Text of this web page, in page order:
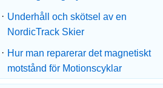
· Underhåll och skötsel av en
NordicTrack Skier
· Hur man reparerar det magnetiskt
motstånd för Motionscyklar